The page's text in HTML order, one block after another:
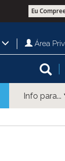
Eu
Área
Info para...